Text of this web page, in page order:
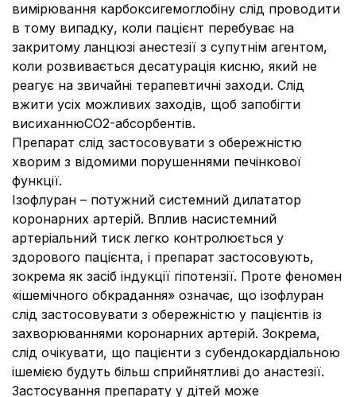
вимірювання карбоксигемоглобіну слід проводити
в тому випадку, коли пацієнт перебуває на
закритому ланцюзі анестезії з супутнім агентом,
коли розвивається десатурація кисню, який не
реагує на звичайні терапевтичні заходи. Слід
вжити усіх можливих заходів, щоб запобігти
висиханнюСО2-абсорбентів.
Препарат слід застосовувати з обережністю
хворим з відомими порушеннями печінкової
функції.
Ізофлуран – потужний системний дилататор
коронарних артерій. Вплив насистемний
артеріальний тиск легко контролюється у
здорового пацієнта, і препарат застосовують,
зокрема як засіб індукції гіпотензії. Проте феномен
«ішемічного обкрадання» означає, що ізофлуран
слід застосовувати з обережністю у пацієнтів із
захворюваннями коронарних артерій. Зокрема,
слід очікувати, що пацієнти з субендокардіальною
ішемією будуть більш сприйнятливі до анастезії.
Застосування препарату у дітей може